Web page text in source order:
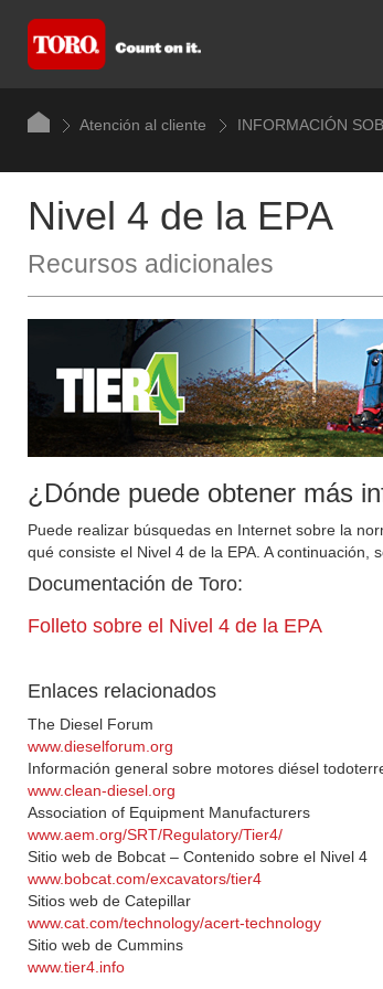
Atención al cliente INFORMACIÓN
Nivel 4 de la EPA
Recursos adicionales
¿Dónde puede obtener más
Puede realizar búsquedas en Internet sobre la
qué consiste el Nivel 4 de la EPA. A continuación,
Documentación de Toro:
Folleto sobre el Nivel 4 de la EPA
Enlaces relacionados
The Diesel Forum
www.dieselforum.org
Información general sobre motores diésel
www.clean-diesel.org
Association of Equipment Manufacturers
www.aem.org/SRT/Regulatory/Tier4/
Sitio web de Bobcat – Contenido sobre el Nivel 4
www.bobcat.com/excavators/tier4
Sitios web de Catepillar
www.cat.com/technology/acert-technology
Sitio web de Cummins
www.tier4.info